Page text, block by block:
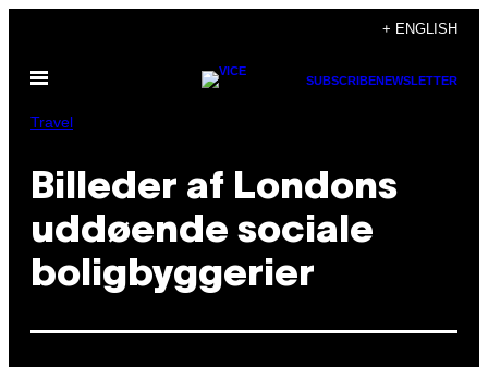
content
+ ENGLISH
Open
SUBSCRIBENEWSLETTER
Travel
Billeder af Londons
uddøende sociale
boligbyggerier